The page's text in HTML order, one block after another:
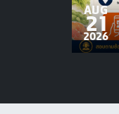
AUG
21
2026